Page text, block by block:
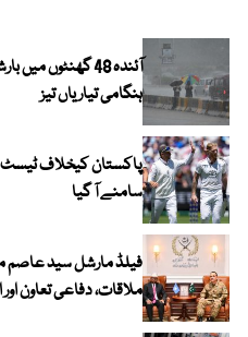
آئندہ 48 گھنٹوں
ہنگامی تیاریاں تیز
سامنے آ گیا
فیلڈ مارشل سید عاصم
ملاقات، دفاعی تعاون